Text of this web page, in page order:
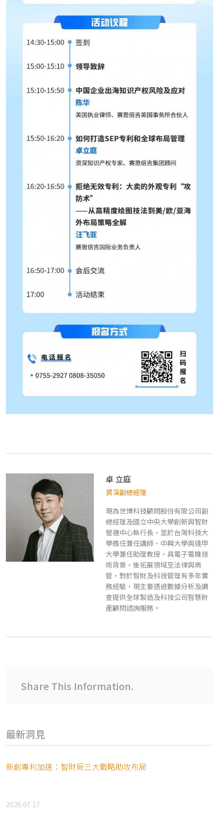
卓 立庭
資深副總經理
現為世博科技顧問股份有限公司副
總經理及國立中央大學創新與智財
營運中心執行長，並於台灣科技⼤
學擔任兼任講師、中興大學與逢甲
大學兼任助理教授，具電⼦電機技
術背景，後拓展領域⾄法律與商
管，對於智財及科技管理有多年實
務經驗，現主要透過數據分析及調
查提供全球製造及科技公司智慧財
產顧問諮詢服務。
Share This Information.
最新洞見
新創專利加速：智財局三大戰略助攻布局
2026.07.17